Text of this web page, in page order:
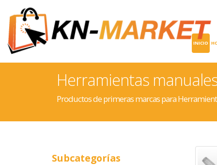
INICIO
Herramientas
Productos de primeras marcas para
Subcategorías